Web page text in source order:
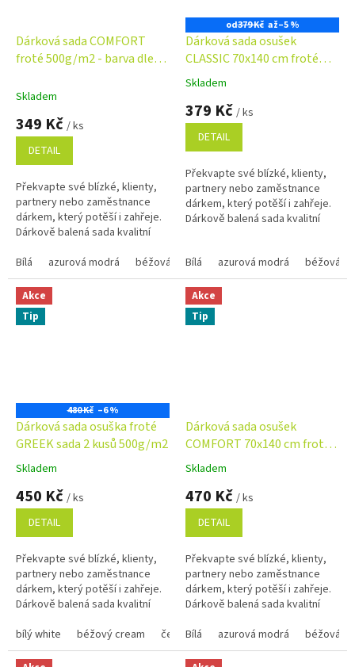
Dárková sada COMFORT
froté 500g/m2 - barva dle
Skladem
349 Kč / ks
DETAIL
Překvapte své blízké, klienty,
partnery nebo zaměstnance
dárkem, který potěší i zahřeje.
Dárkově balená sada kvalitní
praktická, ale i stylová....
Bílá azurová modrá béžová černá červená hnědá 1420
od379 Kč až–5 %
Dárková sada osušek
CLASSIC 70x140 cm froté
400g/m2 - barva dle výběru
Průměrné
hodnocení
produktu
5,0
5
hvězdiček.
Skladem
379 Kč / ks
DETAIL
Překvapte své blízké, klienty,
partnery nebo zaměstnance
dárkem, který potěší i zahřeje.
Dárkově balená sada kvalitní
Bílá
azurová modrá béžová
Akce
Tip
480 Kč –6 %
Dárková sada osuška froté
GREEK sada 2 kusů 500g/m2
Průměrné
hodnocení
produktu
5,0
5
hvězdiček.
Skladem
450 Kč / ks
DETAIL
Překvapte své blízké, klienty,
partnery nebo zaměstnance
dárkem, který potěší i zahřeje.
Dárkově balená sada kvalitní
praktická, ale i stylová....
bílý white béžový cream černý black tmavě modrý navy
Akce
Tip
Dárková sada osušek
COMFORT 70x140 cm froté
500g/m2 - barva dle výběru
Průměrné
hodnocení
produktu
5,0
5
hvězdiček.
Skladem
470 Kč / ks
DETAIL
Překvapte své blízké, klienty,
partnery nebo zaměstnance
dárkem, který potěší i zahřeje.
Dárkově balená sada kvalitní
praktická, ale i stylová....
Bílá azurová modrá béžová